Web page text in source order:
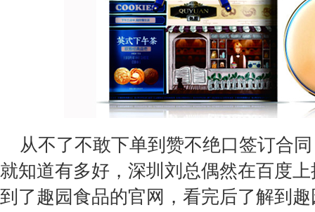
从不了不敢下单到赞不绝口签订合
就知道有多好，深圳刘总偶然在百度
到了趣园食品的官网，看完后了解到